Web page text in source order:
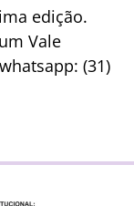
edição.
Vale
(31)